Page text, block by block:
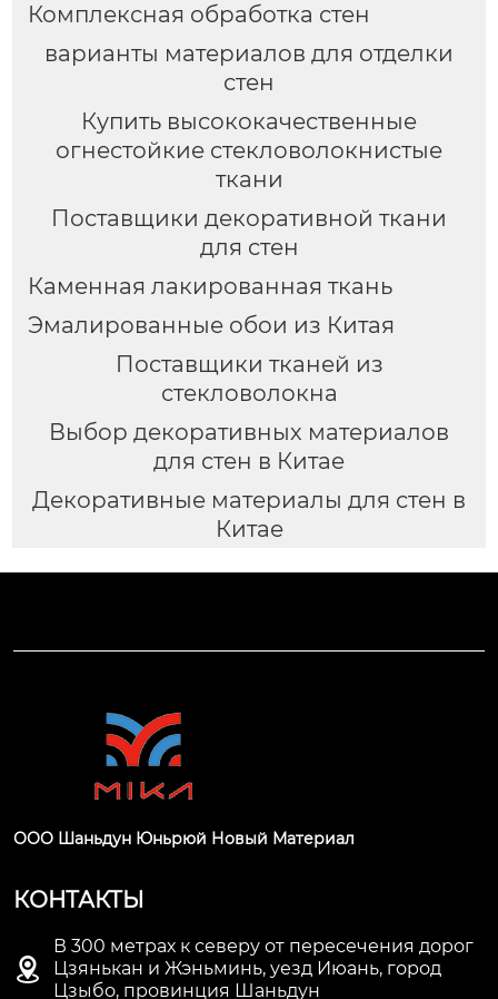
Комплексная обработка стен
варианты материалов для отделки
стен
Купить высококачественные
огнестойкие стекловолокнистые
ткани
Поставщики декоративной ткани
для стен
Каменная лакированная ткань
Эмалированные обои из Китая
Поставщики тканей из
стекловолокна
Выбор декоративных материалов
для стен в Китае
Декоративные материалы для стен в
Китае
ООО Шаньдун Юньрюй Новый Материал
КОНТАКТЫ

В 300 метрах к северу от пересечения дорог
Цзянькан и Жэньминь, уезд Июань, город
Цзыбо, провинция Шаньдун